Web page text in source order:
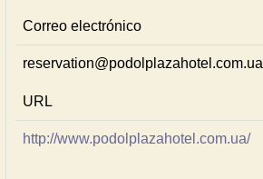
Correo electrónico
reservation@podolplazahotel.com.ua
URL
http://www.podolplazahotel.com.ua/